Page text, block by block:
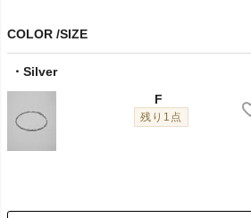
COLOR SIZE
Silver
F
残り1点